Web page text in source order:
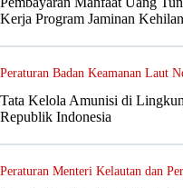
Kerja Program Jaminan
Peraturan Badan Keamanan Laut
Tata Kelola Amunisi di
Republik Indonesia
Peraturan Menteri Kelautan dan